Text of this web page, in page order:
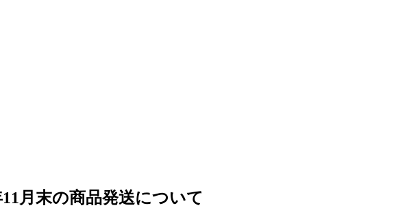
11月末の商品発送について